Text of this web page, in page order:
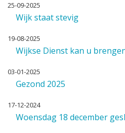
25-09-2025
Wijk staat stevig
19-08-2025
Wijkse Dienst kan u
03-01-2025
Gezond 2025
17-12-2024
Woensdag 18 december